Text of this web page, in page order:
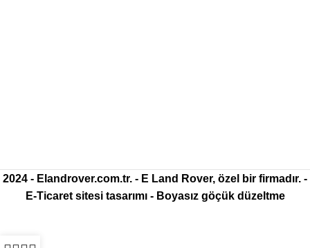
2024 - Elandrover.com.tr. - E Land Rover, özel bir firmadır. -
E-Ticaret sitesi tasarımı- Boyasız göçük düzeltme